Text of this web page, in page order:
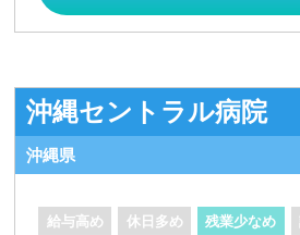
沖縄セントラル病院
沖縄県
給与高め 休日多め 残業少なめ